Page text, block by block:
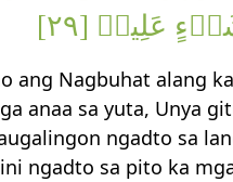
عَلِيمٞ [٢٩]
ang Nagbuhat alang
anaa sa yuta, Unya
ngadto sa
ngadto sa pito ka